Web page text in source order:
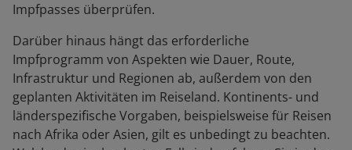
Impfpasses überprüfen.
Darüber hinaus hängt das erforderliche
Impfprogramm von Aspekten wie Dauer, Route,
Infrastruktur und Regionen ab, außerdem von den
geplanten Aktivitäten im Reiseland. Kontinents- und
länderspezifische Vorgaben, beispielsweise für Reisen
nach Afrika oder Asien, gilt es unbedingt zu beachten.